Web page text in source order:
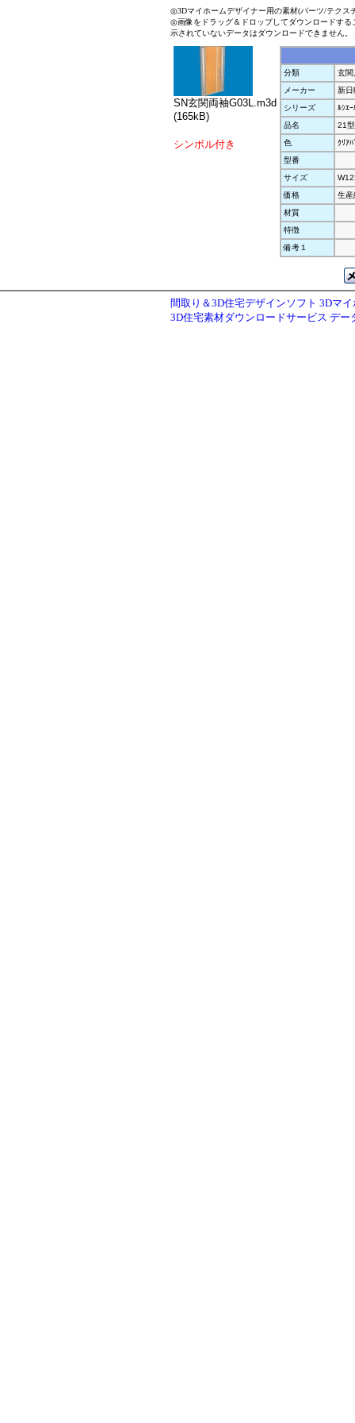
◎3Dマイホームデザイナー用の素材(パーツ/テクス
◎画像をドラッグ＆ドロップしてダウンロードす
示されていないデータはダウンロードできません。
SN玄関両袖G03L.m3d
(165kB)
シンボル付き
分類
玄関
メーカー
新日
シリーズ
ﾙｼｴｰ
品名
21
色
ｸﾘｱﾊ
型番
サイズ
価格
生産
材質
特徴
備考１
間取り＆3D住宅デザインソフト 3Dマ
3D住宅素材ダウンロードサービス デー